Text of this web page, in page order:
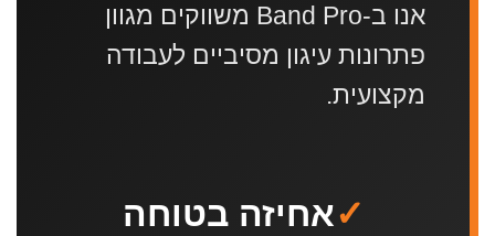
אנו ב-Band Pro משווקים מגוון
פתרונות עיגון מסיביים לעבודה
מקצועית.
✓אחיזה בטוחה